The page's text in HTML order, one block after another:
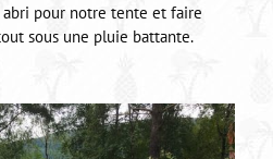
pour notre tente et faire
sous une pluie battante.